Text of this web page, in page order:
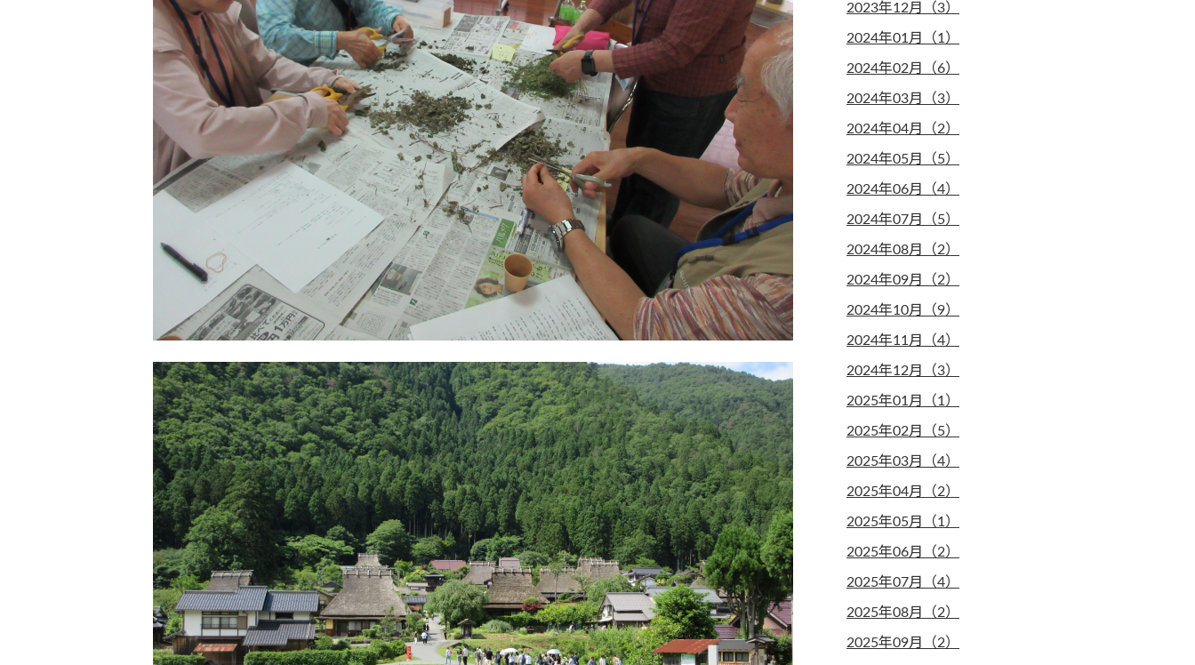
2023年12月（3）
2024年01月（1）
2024年02月（6）
2024年03月（3）
2024年04月（2）
2024年05月（5）
2024年06月（4）
2024年07月（5）
2024年08月（2）
2024年09月（2）
2024年10月（9）
2024年11月（4）
2024年12月（3）
2025年01月（1）
2025年02月（5）
2025年03月（4）
2025年04月（2）
2025年05月（1）
2025年06月（2）
2025年07月（4）
2025年08月（2）
2025年09月（2）